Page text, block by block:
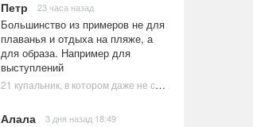
Петр 23 часа назад
Большинство из примеров не для
плаванья и отдыха на пляже, а
для образа. Например для
выступлений
21 купальник, в котором даже не стоит пытаться плавать
Алала 3 дня назад 18:49